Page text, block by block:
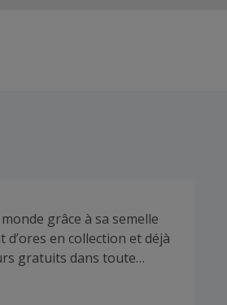
grâce à sa semelle
en collection et déjà
gratuits dans toute